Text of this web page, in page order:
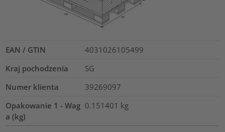
EAN / GTIN
4031026105499
Kraj pochodzenia
SG
Numer klienta
39269097
Opakowanie 1 - Wag
a (kg)
0.151401 kg